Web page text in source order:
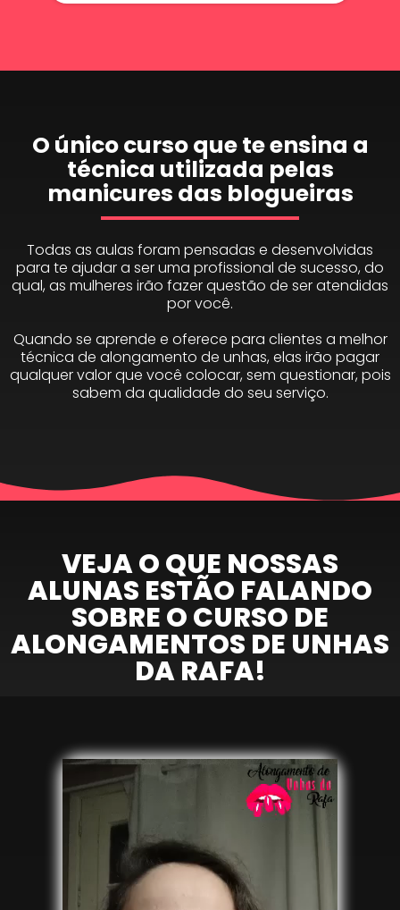
O único curso que te ensina a
técnica utilizada pelas
manicures das blogueiras
Todas as aulas foram pensadas e desenvolvidas
para te ajudar a ser uma profissional de sucesso, do
qual, as mulheres irão fazer questão de ser atendidas
por você.
Quando se aprende e oferece para clientes a melhor
técnica de alongamento de unhas, elas irão pagar
qualquer valor que você colocar, sem questionar, pois
sabem da qualidade do seu serviço.
VEJA O QUE NOSSAS
ALUNAS ESTÃO FALANDO
SOBRE O CURSO DE
ALONGAMENTOS DE UNHAS
DA RAFA!